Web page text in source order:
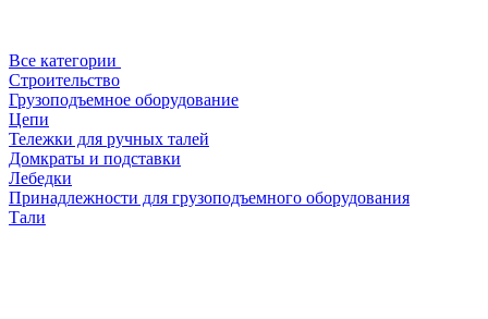
Все категории
Строительство
Грузоподъемное оборудование
Цепи
Тележки для ручных талей
Домкраты и подставки
Лебедки
Принадлежности для грузоподъемного оборудования
Тали